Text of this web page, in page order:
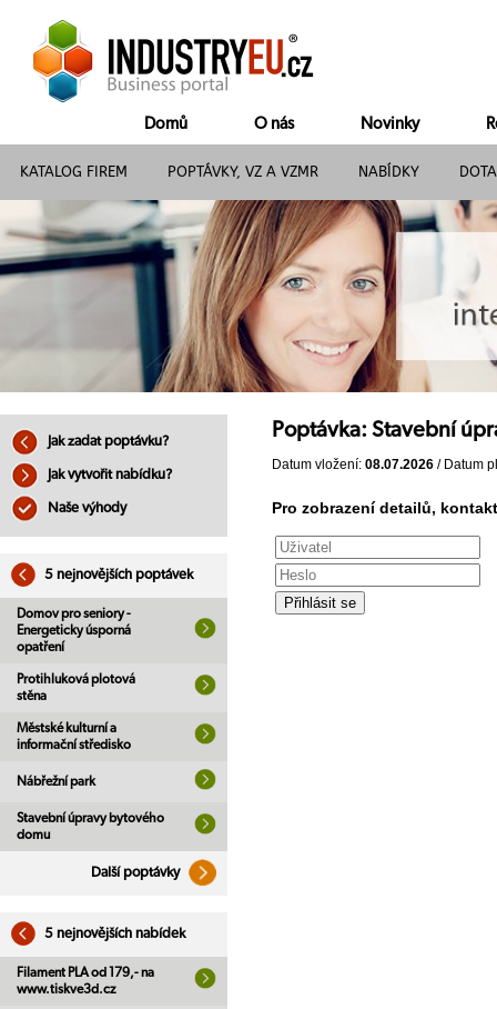
Domů O nás Novinky
KATALOG FIREM POPTÁVKY, VZ A VZMR NABÍDKY
Jak zadat poptávku?
Jak vytvořit nabídku?
Naše výhody
5 nejnovějších poptávek
Domov pro seniory -
Energeticky úsporná
opatření
Protihluková plotová
stěna
Městské kulturní a
informační středisko
Nábřežní park
Stavební úpravy bytového
domu
Další poptávky
5 nejnovějších nabídek
Filament PLA od 179,- na
www.tiskve3d.cz
Poptávka: Stavební
Datum vložení: 08.07.2026 / Datum
Pro zobrazení detailů,